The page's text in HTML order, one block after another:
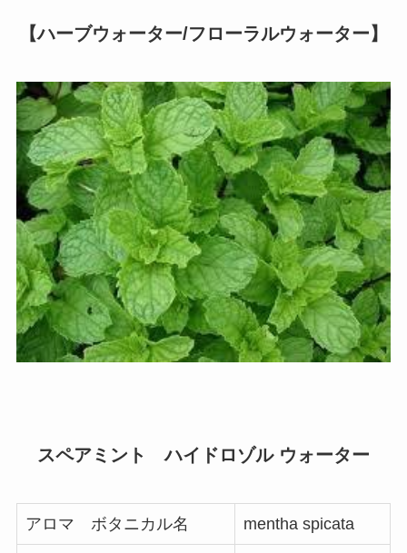
【ハーブウォーター/フローラルウォーター】
スペアミント ハイドロゾル ウォーター
アロマ ボタニカル名 mentha spicata